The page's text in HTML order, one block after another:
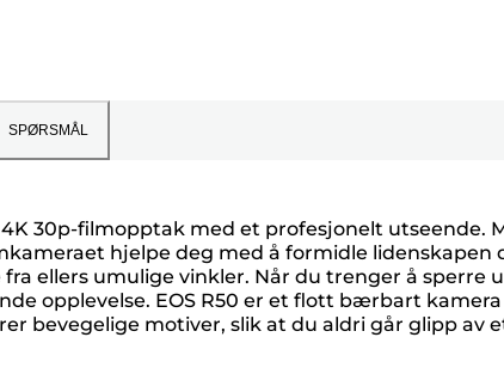
SPØRSMÅL
30p-filmopptak med et profesjonelt utseende.
hjelpe deg med å formidle lidenskapen
ellers umulige vinkler. Når du trenger å sperre
opplevelse. EOS R50 er et flott bærbart kamera
bevegelige motiver, slik at du aldri går glipp av